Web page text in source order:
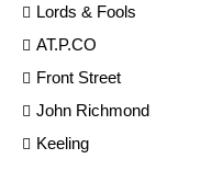
Lords & Fools
AT.P.CO
Front Street
John Richmond
Keeling